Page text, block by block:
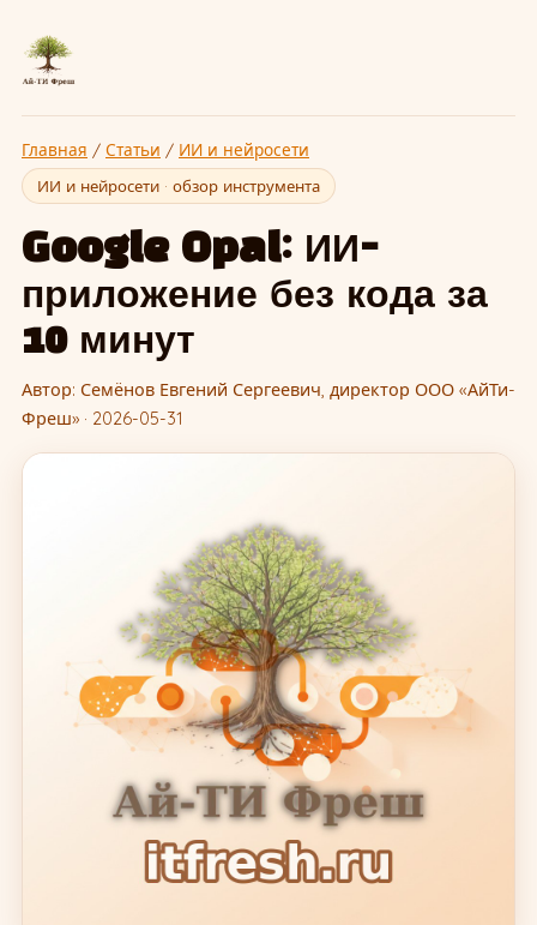
Главная / Статьи / ИИ и нейросети
ИИ и нейросети · обзор инструмента
Google Opal: ИИ-
приложение без кода за
10 минут
Автор: Семёнов Евгений Сергеевич, директор ООО «АйТи-
Фреш» · 2026-05-31